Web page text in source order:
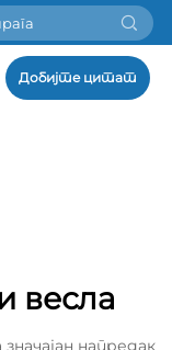
Добијте цитат
весла
напредак